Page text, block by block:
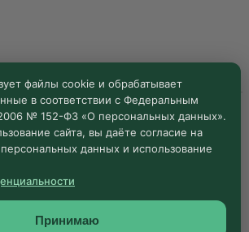
5а
Высота (м): 6-10, Ширина (м): 4-6.
файлы cookie и обрабатывает
в соответствии с Федеральным
№ 152-ФЗ «О персональных данных».
сайта, вы даёте согласие на
данных и использование
Принимаю